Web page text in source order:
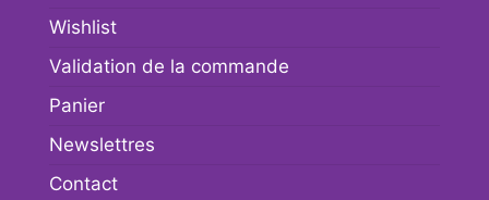
Wishlist
Validation de la commande
Panier
Newslettres
Contact